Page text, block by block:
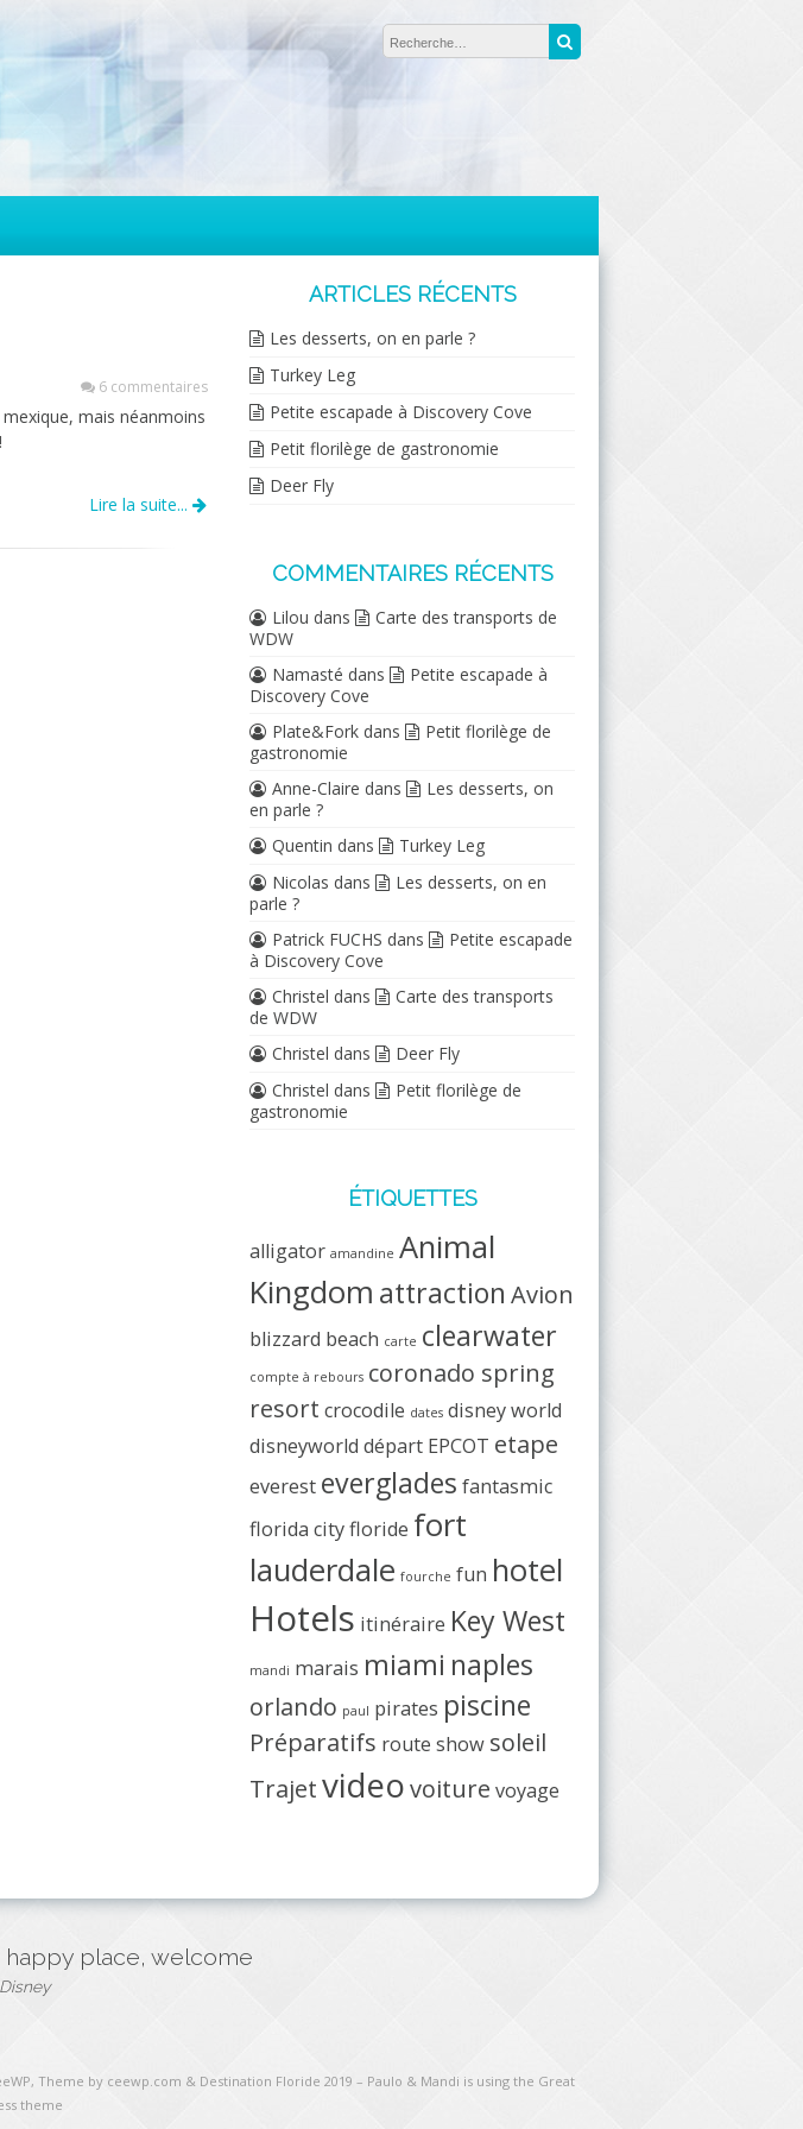
6 commentaires
mais néanmoins
Lire la suite...
ARTICLES RÉCENTS
Les desserts, on en parle ?
Turkey Leg
Petite escapade à Discovery Cove
Petit florilège de gastronomie
Deer Fly
COMMENTAIRES RÉCENTS
Lilou dans
Carte des transports de
WDW
Namasté dans
Petite escapade à
Discovery Cove
Plate&Fork dans
Petit florilège de
gastronomie
Anne-Claire dans
Les desserts, on
en parle ?
Quentin dans
Turkey Leg
Nicolas dans
Les desserts, on en
parle ?
Patrick FUCHS dans
Petite escapade
à Discovery Cove
Christel dans
Carte des transports
de WDW
Christel dans
Deer Fly
Christel dans
Petit florilège de
gastronomie
ÉTIQUETTES
alligator amandine Animal
Kingdom attraction Avion
blizzard beach carte clearwater
compte à rebours coronado spring
resort crocodile dates disney world
disneyworld départ EPCOT etape
everest everglades fantasmic
florida cityfloride fort
lauderdale fourche fun hotel
Hotels itinéraire Key West
mandi marais miami naples
orlando paul pirates piscine
Préparatifs route show soleil
Trajetvideovoiture voyage
happy place, welcome
Theme by ceewp.com & Destination Floride 2019 – Paulo & Mandi is using the Great
theme